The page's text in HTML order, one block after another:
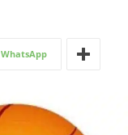
WhatsApp